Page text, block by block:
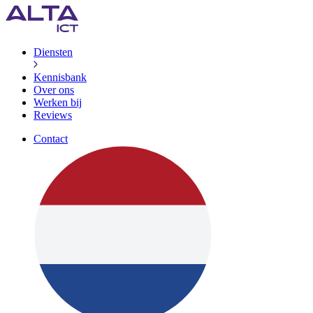
Diensten
Kennisbank
Over ons
Werken bij
Reviews
Contact